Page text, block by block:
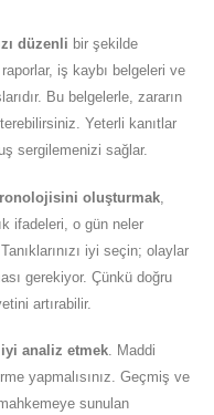
düzenli bir şekilde
iş kaybı belgeleri ve
Bu belgelerle, zararın
Yeterli kanıtlar
sergilemenizi sağlar.
oluşturmak
ifadeleri, o gün neler
iyi seçin; olaylar
gerekiyor. Çünkü doğru
artırabilir.
analiz etmek. Maddi
yapmalısınız. Geçmiş ve
sunulan